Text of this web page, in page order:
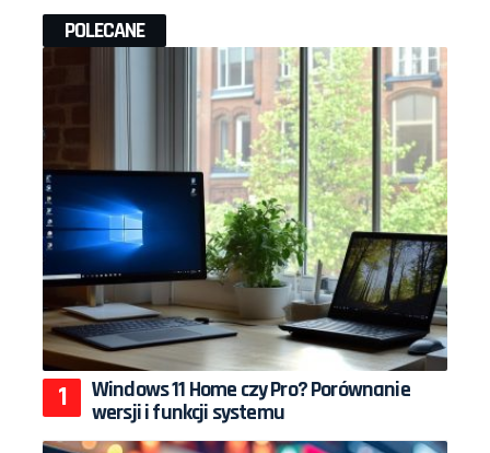
POLECANE
Windows 11 Home czy Pro? Porównanie
wersji i funkcji systemu